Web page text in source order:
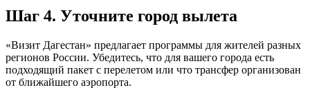
Шаг 4. Уточните город вылета
«Визит Дагестан» предлагает программы для жителей разных
регионов России. Убедитесь, что для вашего города есть
подходящий пакет с перелетом или что трансфер организован
от ближайшего аэропорта.